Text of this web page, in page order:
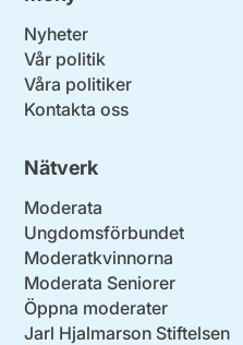
Nyheter
Vår politik
Våra politiker
Kontakta oss
Nätverk
Moderata
Ungdomsförbundet
Moderatkvinnorna
Moderata Seniorer
Öppna moderater
Jarl Hjalmarson Stiftelsen